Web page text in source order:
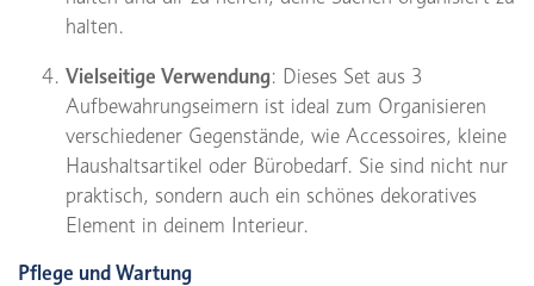
halten.
Vielseitige Verwendung: Dieses Set aus 3
Aufbewahrungseimern ist ideal zum Organisieren
verschiedener Gegenstände, wie Accessoires, kleine
Haushaltsartikel oder Bürobedarf. Sie sind nicht nur
praktisch, sondern auch ein schönes dekoratives
Element in deinem Interieur.
Pflege und Wartung